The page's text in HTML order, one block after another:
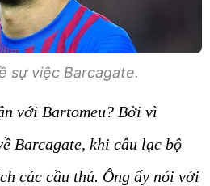
sự việc Barcagate.
với Bartomeu? Bởi vì
Barcagate, khi câu lạc bộ
các cầu thủ. Ông ấy nói với